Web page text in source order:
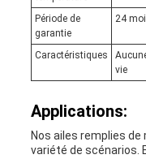
Période de
garantie
24
Caractéristiques
vie
Applications:
Nos ailes remplies
variété de scénarios.